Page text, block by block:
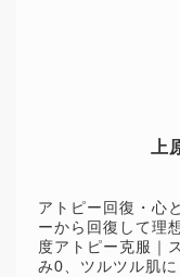
アトピー回復・心
ーから回復して理
度アトピー克服｜
み0、ツルツル肌